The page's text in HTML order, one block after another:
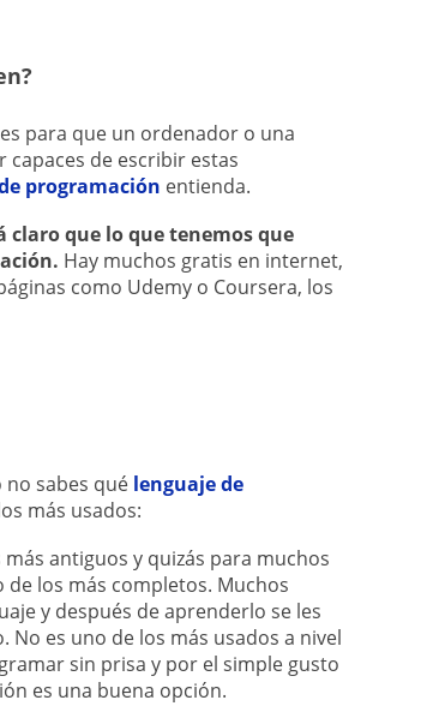
para que un ordenador o una
capaces de escribir estas
programación entienda.
claro que lo que tenemos que
Hay muchos gratis en internet,
como Udemy o Coursera, los
no sabes qué lenguaje de
más usados:
antiguos y quizás para muchos
los más completos. Muchos
y después de aprenderlo se les
es uno de los más usados a nivel
sin prisa y por el simple gusto
es una buena opción.